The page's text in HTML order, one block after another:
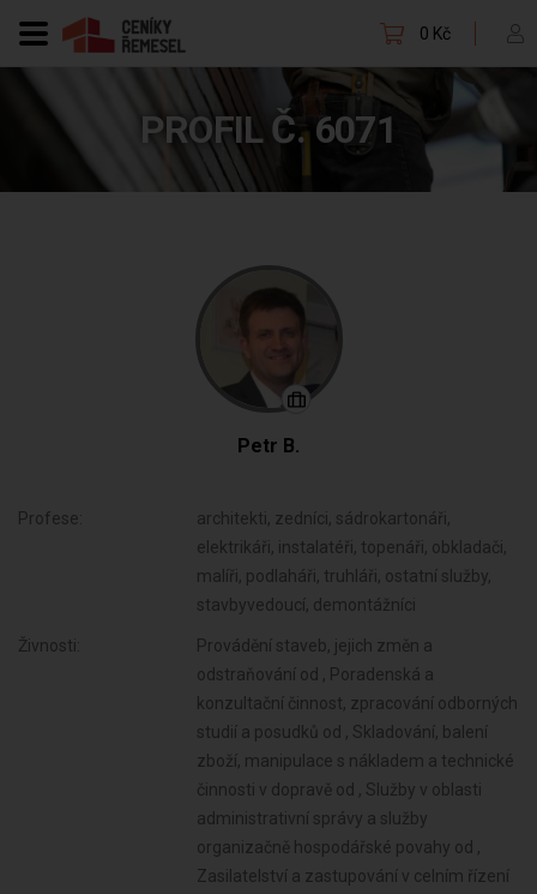
0 Kč
PROFIL Č. 6071
Petr B.
Profese:
architekti, zedníci, sádrokartonáři,
elektrikáři, instalatéři, topenáři, obkladači,
malíři, podlaháři, truhláři, ostatní služby,
stavbyvedoucí, demontážníci
Živnosti:
Provádění staveb, jejich změn a
odstraňování od , Poradenská a
konzultační činnost, zpracování odborných
studií a posudků od , Skladování, balení
zboží, manipulace s nákladem a technické
činnosti v dopravě od , Služby v oblasti
administrativní správy a služby
organizačně hospodářské povahy od ,
Zasilatelství a zastupování v celním řízení